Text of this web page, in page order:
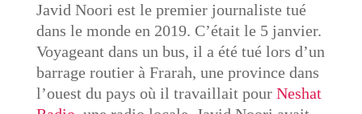
Javid Noori est le premier journaliste tué
dans le monde en 2019. C’était le 5 janvier.
Voyageant dans un bus, il a été tué lors d’un
barrage routier à Frarah, une province dans
l’ouest du pays où il travaillait pour Neshat